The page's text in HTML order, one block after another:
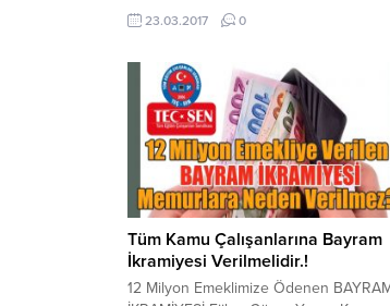
ederek, MTSK ile ilgili Yönetmelik ve
Yönergede değişiklik yapılması
iletmiştik. Sayın Genel Müdür ilettiğimiz
taleplerimizin hemen hemen hepsine
olumlu baktığını ifade etmiş, ve bu
konuda gerekli değişiklik ve
düzenlemeleri de yapacağını ifade
etmişti. Özel Öğretim Kurumları Genel
Müdürlüğü’nce...
23.03.2017 0
Tüm Kamu Çalışanlarına Bayram
İkramiyesi Verilmelidir.!
12 Milyon Emeklimize Ödenen